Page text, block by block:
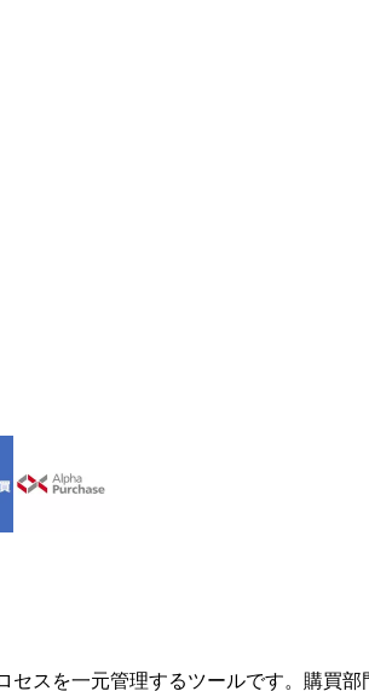
セスを一元管理するツールです。購買部